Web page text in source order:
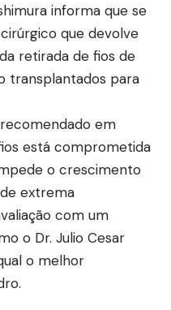
informa que se
que devolve
retirada de fios de
transplantados para
em
está comprometida
o crescimento
extrema
com um
o Dr. Julio Cesar
o melhor